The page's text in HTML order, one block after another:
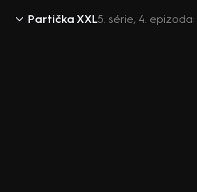
Partička XXL5. série, 4.